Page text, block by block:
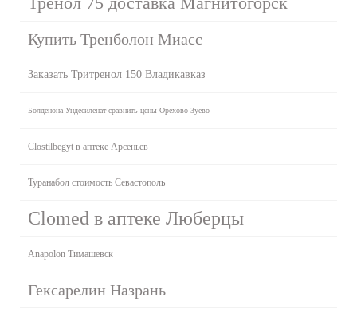
Купить Тренболон Миасс
Заказать Тритренол 150 Владикавказ
Болденона Ундесиленат сравнить цены Орехово-Зуево
Clostilbegyt в аптеке Арсеньев
Туранабол стоимость Севастополь
Clomed в аптеке Люберцы
Anapolon Тимашевск
Гексарелин Назрань